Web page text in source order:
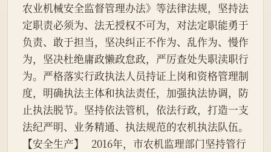
农业机械安全监督管理办法》等法律法规，坚持法
定职责必须为、法无授权不可为，对法定职能勇于
负责、敢于担当，坚决纠正不作为、乱作为、慢作
为，坚决杜绝庸政懒政怠政，严厉查处失职渎职行
为。严格落实行政执法人员持证上岗和资格管理制
度，明确执法主体和执法责任，加强执法协调，防
止执法脱节。坚持依法管机，依法行政，打造一支
法纪严明、业务精通、执法规范的农机执法队伍。
【安全生产】   2016年，市农机监理部门坚持管行